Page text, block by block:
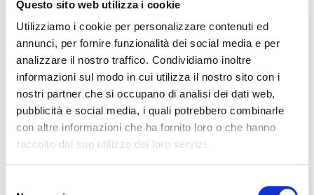
Questo sito web utilizza i cookie
Utilizziamo i cookie per personalizzare contenuti ed
annunci, per fornire funzionalità dei social media e per
analizzare il nostro traffico. Condividiamo inoltre
informazioni sul modo in cui utilizza il nostro sito con i
nostri partner che si occupano di analisi dei dati web,
pubblicità e social media, i quali potrebbero combinarle
con altre informazioni che ha fornito loro o che hanno
raccolto dal suo utilizzo dei loro servizi.
Betonrezepturen – nach dem jeweiligen
Anwendungsfall optimiert sowie
Zement reduziert
Innovative Dämmstoffe – inklusive
mineralischer Dämmung
BIM – und kollisionsfreie Planung